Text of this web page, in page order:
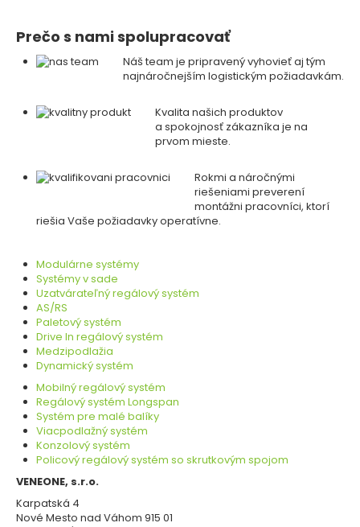
Prečo s nami spolupracovať
Náš team je pripravený vyhovieť aj tým
najnáročnejším logistickým požiadavkám.
Kvalita našich produktov
a spokojnosť zákazníka je na
prvom mieste.
Rokmi a náročnými
riešeniami preverení
montážni pracovníci, ktorí
riešia Vaše požiadavky operatívne.
Modulárne systémy
Systémy v sade
Uzatvárateľný regálový systém
AS/RS
Paletový systém
Drive In regálový systém
Medzipodlažia
Dynamický systém
Mobilný regálový systém
Regálový systém Longspan
Systém pre malé balíky
Viacpodlažný systém
Konzolový systém
Policový regálový systém so skrutkovým spojom
VENEONE, s.r.o.
Karpatská 4
Nové Mesto nad Váhom 915 01